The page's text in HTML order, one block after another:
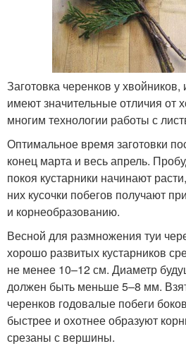
Заготовка черенков у
имеют значительные отличия от
многим технологии работы с
Оптимальное время заготовки
конец марта и весь апрель.
покоя кустарники начинают
них кусочки побегов получают
и корнеобразованию.
Весной для размножения туи
хорошо развитых кустарников
не менее 10–12 см. Диаметр
должен быть меньше 5–8 мм.
черенков годовалые побеги
быстрее и охотнее образуют
срезаны с вершины.